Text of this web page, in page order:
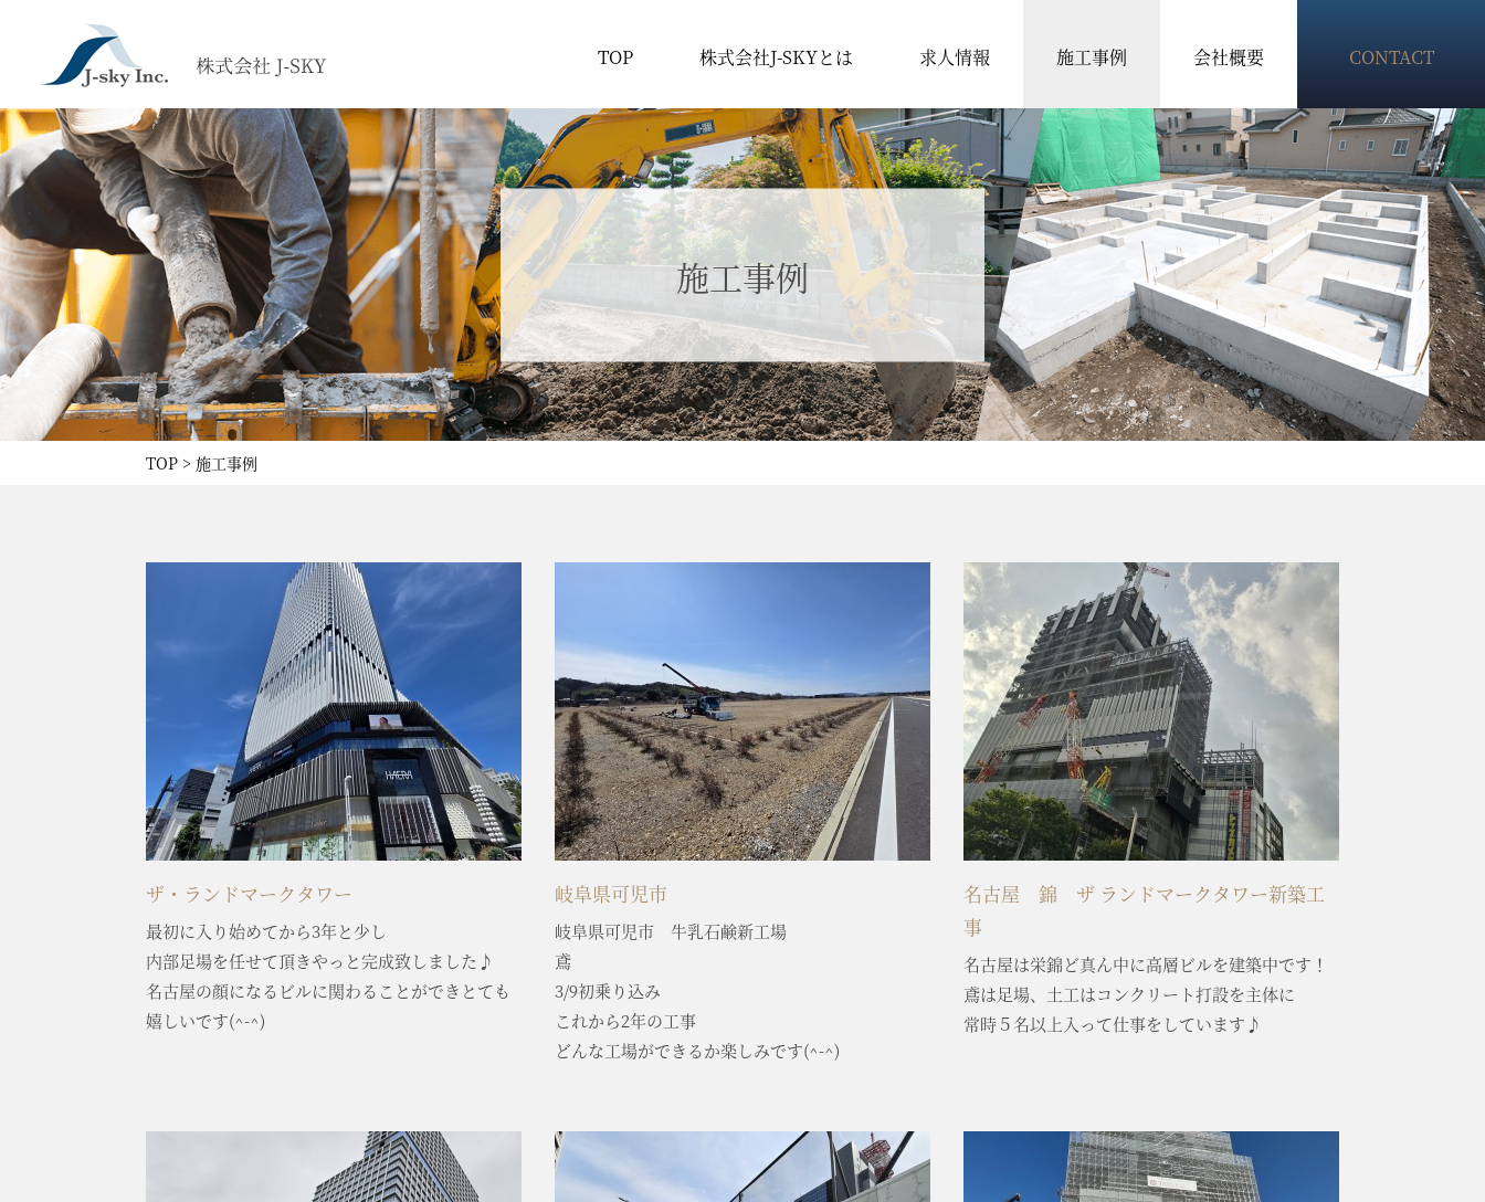
TOP 株式会社J-SKYとは 求人情報 施工事例 会社概要 CONTACT
施工事例
TOP 施工事例
ザ・ランドマークタワー
最初に入り始めてから3年と少し
内部足場を任せて頂きやっと完成致しました♪
名古屋の顔になるビルに関わることができとても
嬉しいです(^-^)
岐阜県可児市
岐阜県可児市 牛乳石鹸新工場
鳶
3/9初乗り込み
これから2年の工事
どんな工場ができるか楽しみです(^-^)
名古屋 錦 ザ ランドマークタワー新築工
事
名古屋は栄錦ど真ん中に高層ビルを建築中です！
鳶は足場、土工はコンクリート打設を主体に
常時５名以上入って仕事をしています♪